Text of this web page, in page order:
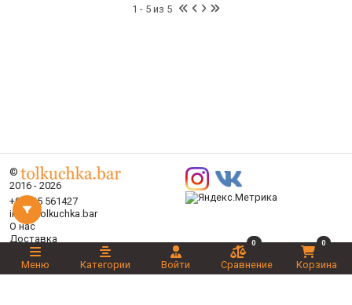
1 - 5 из 5
©
2016 - 2026
+99365 561427
info@tolkuchka.bar
О нас
Доставка
Статьи
Бренды
Меню Категории Войти
0
Сравнение
0
Корзина